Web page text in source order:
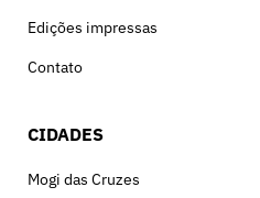
Edições impressas
Contato
CIDADES
Mogi das Cruzes